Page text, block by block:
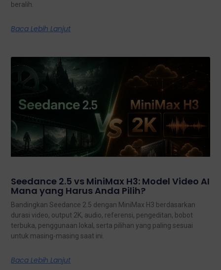
beralih.
Baca Lebih Lanjut
Seedance 2.5 vs MiniMax H3: Model Video AI
Mana yang Harus Anda Pilih?
Bandingkan Seedance 2.5 dengan MiniMax H3 berdasarkan
durasi video, output 2K, audio, referensi, pengeditan, bobot
terbuka, penggunaan lokal, serta pilihan yang paling sesuai
untuk masing-masing saat ini.
Baca Lebih Lanjut